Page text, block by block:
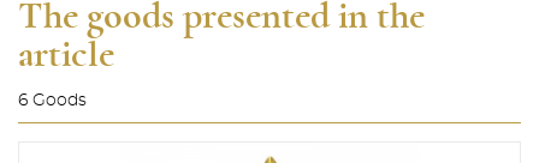
The goods presented in the
article
6 Goods